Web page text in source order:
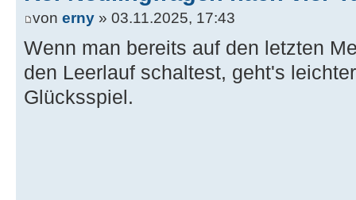
von erny » 03.11.2025, 17:43
Wenn man bereits auf den letzten
den Leerlauf schaltest, geht's
Glücksspiel.